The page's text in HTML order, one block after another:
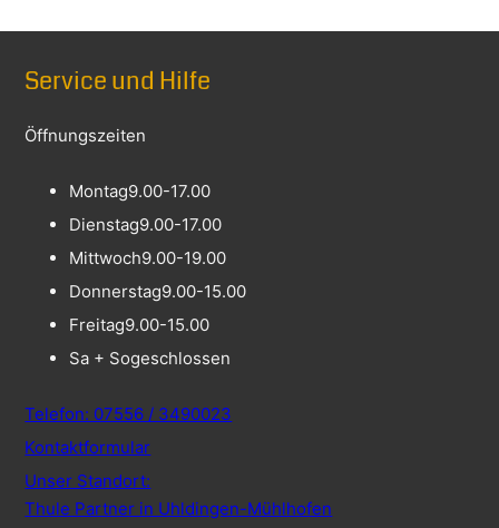
Service und Hilfe
Öffnungszeiten
Montag9.00-17.00
Dienstag9.00-17.00
Mittwoch9.00-19.00
Donnerstag9.00-15.00
Freitag9.00-15.00
Sa + Sogeschlossen
Telefon: 07556 / 3490023
Kontaktformular
Unser Standort:
Thule Partner in Uhldingen-Mühlhofen